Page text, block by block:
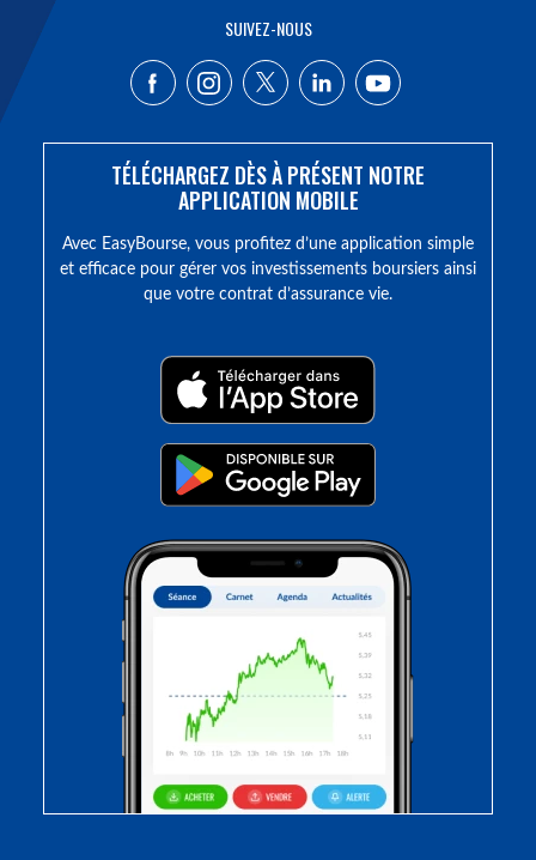
SUIVEZ-NOUS
TÉLÉCHARGEZ DÈS À PRÉSENT NOTRE
APPLICATION MOBILE
Avec EasyBourse, vous profitez d’une application simple
et efficace pour gérer vos investissements boursiers ainsi
que votre contrat d’assurance vie.